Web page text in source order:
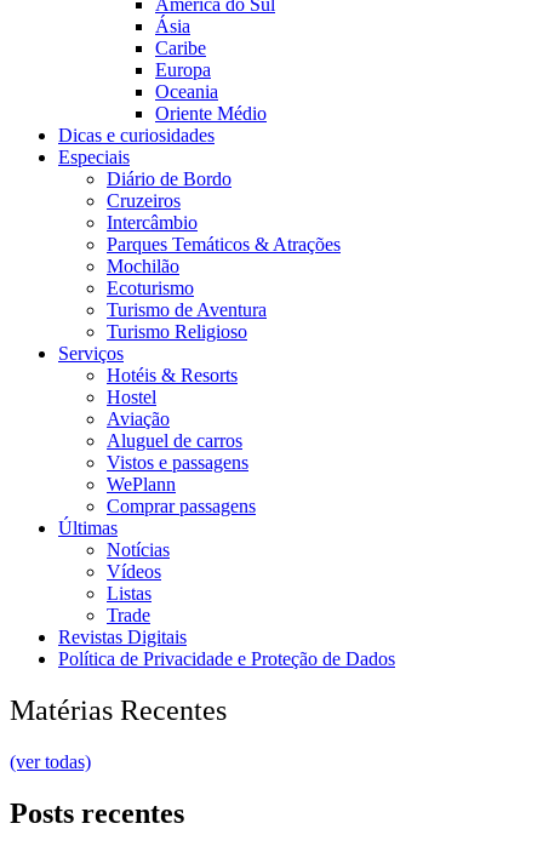
América do Sul
Ásia
Caribe
Europa
Oceania
Oriente Médio
Dicas e curiosidades
Especiais
Diário de Bordo
Cruzeiros
Intercâmbio
Parques Temáticos & Atrações
Mochilão
Ecoturismo
Turismo de Aventura
Turismo Religioso
Serviços
Hotéis & Resorts
Hostel
Aviação
Aluguel de carros
Vistos e passagens
WePlann
Comprar passagens
Últimas
Notícias
Vídeos
Listas
Trade
Revistas Digitais
Política de Privacidade e Proteção de Dados
Matérias Recentes
(ver todas)
Posts recentes